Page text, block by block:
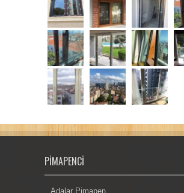
PIMAPENCI
Adalar Pimapen